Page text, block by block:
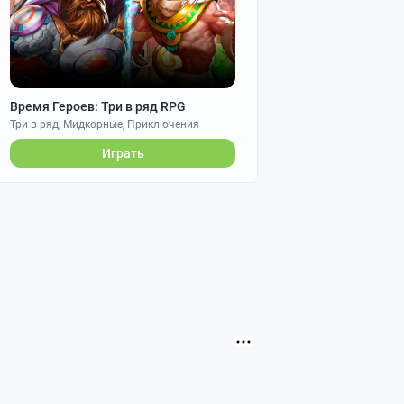
Время Героев: Три в ряд RPG
Три в ряд, Мидкорные, Приключения
Играть